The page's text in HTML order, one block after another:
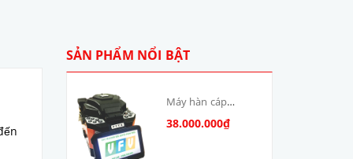
SẢN PHẨM NỔI BẬT
Máy hàn cáp
quang T-V6S-MAX
38.000.000₫